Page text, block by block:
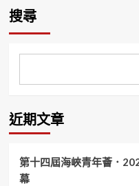
臥
行
道
女
搜尋
近期文章
第十四屆海峽青年薈．
幕